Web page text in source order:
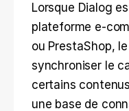
Lorsque Dialog
plateforme e-
ou PrestaShop,
synchroniser le
certains
une base de